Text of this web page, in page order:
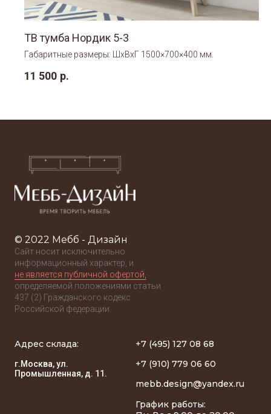
ТВ тумба Нордик 5-3
Габаритные размеры: ШхВхГ 1500×700×400 мм.
11 500 р.
© 2022 Мебб - Дизайн
Сайт носит исключительно
информационный характер, и
не является публичной офертой,
определяемой положениями статьи
437 (2) Гражданского кодекс
Российской федерации.
Адрес склада:
г.Москва, ул.
Промышленная, д. 11.
+7 (495) 127 08 68
+7 (910) 779 06 60
mebb.design@yandex.ru
График работы: